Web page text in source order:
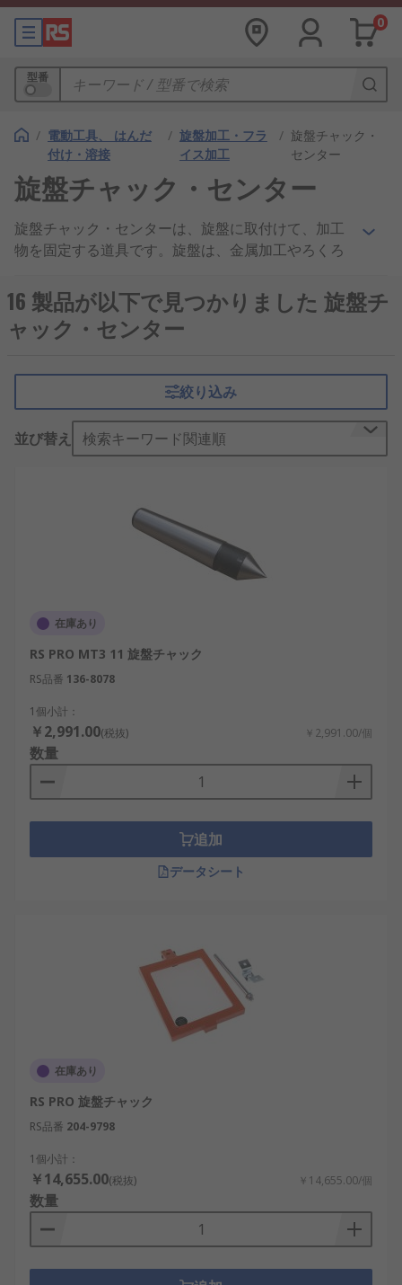
0
型番
/ 電動工具、 はんだ
付け・溶接
/ 旋盤加工・フラ
イス加工
/ 旋盤チャック・
センター
旋盤チャック・センター
旋盤チャック・センターは、旋盤に取付けて、加工
物を固定する道具です。旋盤は、金属加工やろくろ
す。 チャック・センターは旋盤工具の部品で、加工
物を所定の位置に保持しれます。その先端は通常円
錐となっており回転する加工物を支えます。
旋盤チャック・センターの種類：
**レースセンター：**円錐先端とシャンク部
分が一体で剛性が高く精度に優れています。
先端には超硬合金が埋め込まれるが加工物と
**回転センター：**シャンクに対し円錐先端
部分が転がり軸受を介して取り付けられ、高
速・高荷重に耐えられるがレースセンタに対
**ドライブセンター：**加工物の両端をセン
タで支える場合に主軸側に取り付け、ワーク
を回転させます。固定センタに加えて加工物
の端面に食い込む爪を有し、その爪によって
回転力を伝えます。
16 製品が以下で見つかりました 旋盤チ
ャック・センター
絞り込み
並び替え 検索キーワード関連順
在庫あり
RS PRO MT3 11 旋盤チャック
RS品番 136-8078
1個小計：
￥2,991.00(税抜) ￥2,991.00/個
数量
追加
データシート
在庫あり
RS PRO 旋盤チャック
RS品番 204-9798
1個小計：
￥14,655.00(税抜) ￥14,655.00/個
数量